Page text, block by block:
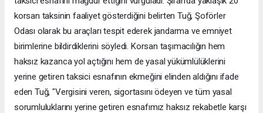
korsan taksinin faaliyet gösterdiğini belirten Tuğ, Şoförler
Odası olarak bu araçları tespit ederek jandarma ve emniyet
birimlerine bildirdiklerini söyledi. Korsan taşımacılığın hem
haksız kazanca yol açtığını hem de yasal yükümlülüklerini
yerine getiren taksici esnafının ekmeğini elinden aldığını ifade
eden Tuğ, "Vergisini veren, sigortasını ödeyen ve tüm yasal
sorumluluklarını yerine getiren esnafımız haksız rekabetle karşı